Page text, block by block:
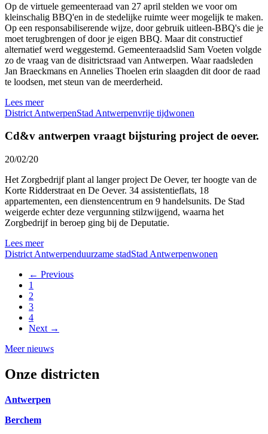
Op de virtuele gemeenteraad van 27 april stelden we voor om
kleinschalig BBQ'en in de stedelijke ruimte weer mogelijk te maken.
Op een responsabiliserende wijze, door gebruik uitleen-BBQ's die je
moet terugbrengen of door je eigen BBQ. Maar dit constructief
alternatief werd weggestemd. Gemeenteraadslid Sam Voeten volgde
zo de vraag van de disitrictsraad van Antwerpen. Waar raadsleden
Jan Braeckmans en Annelies Thoelen erin slaagden dit door de raad
te loodsen, met steun van de meerderheid.
Lees meer
District AntwerpenStad Antwerpenvrije tijdwonen
Cd&v antwerpen vraagt bijsturing project de oever.
20/02/20
Het Zorgbedrijf plant al langer project De Oever, ter hoogte van de
Korte Ridderstraat en De Oever. 34 assistentieflats, 18
appartementen, een dienstencentrum en 9 handelsunits. De Stad
weigerde echter deze vergunning stilzwijgend, waarna het
Zorgbedrijf in beroep ging bij de Deputatie.
Lees meer
District Antwerpenduurzame stadStad Antwerpenwonen
← Previous
1
2
3
4
Next →
Meer nieuws
Onze districten
Antwerpen
Berchem